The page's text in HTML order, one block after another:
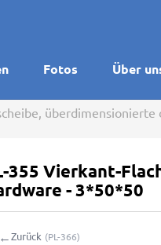
Fotos Über
355 Vierkant-
- 3*50*50
←Zurück (PL-366)